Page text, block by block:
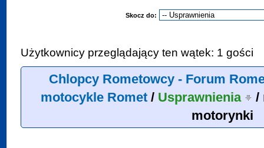
Skocz do:
Użytkownicy przeglądający ten wątek: 1 gości
Chlopcy Rometowcy - Forum
motocykle Romet/ Usprawnienia /
motorynki